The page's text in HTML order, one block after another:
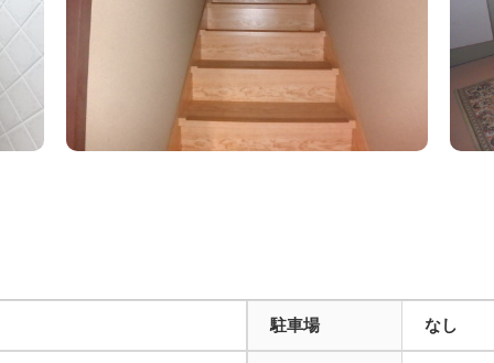
駐車場 なし